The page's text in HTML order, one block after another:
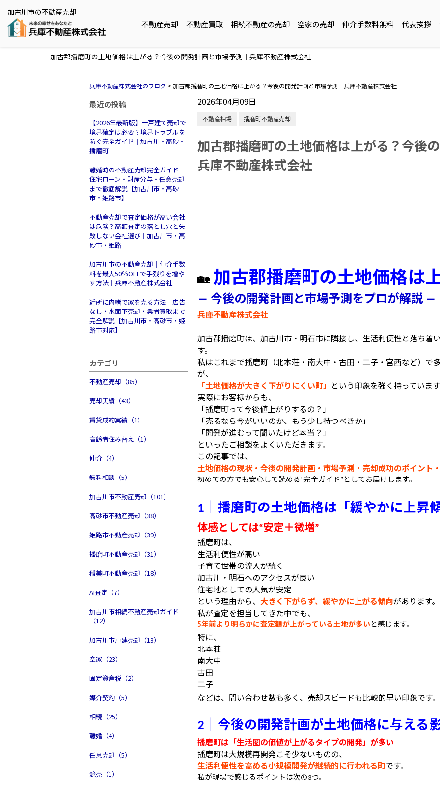
加古川市の不動産売却
不動産売却 不動産買取 相続不動産の売却 空家の売却 仲介手数料無料 代表挨拶
加古郡播磨町の土地価格は上がる？今後の開発計画と市場予測｜兵庫不動産株式会社
兵庫不動産株式会社のブログ > 加古郡播磨町の土地価格は上がる？今後の開発計画と市場予測｜兵庫不動産株式会社
最近の投稿
【2026年最新版】一戸建て売却で
境界確定は必要？境界トラブルを
防ぐ完全ガイド｜加古川・高砂・
播磨町
離婚時の不動産売却完全ガイド｜
住宅ローン・財産分与・任意売却
まで徹底解説【加古川市・高砂
市・姫路市】
不動産売却で査定価格が高い会社
は危険？高額査定の落とし穴と失
敗しない会社選び｜加古川市・高
砂市・姫路
加古川市の不動産売却｜仲介手数
料を最大50％OFFで手残りを増や
す方法｜兵庫不動産株式会社
近所に内緒で家を売る方法｜広告
なし・水面下売却・業者買取まで
完全解説【加古川市・高砂市・姫
路市対応】
カテゴリ
不動産売却（85）
売却実績（43）
賃貸成約実績（1）
高齢者住み替え（1）
仲介（4）
無料相談（5）
加古川市不動産売却（101）
高砂市不動産売却（38）
姫路市不動産売却（39）
播磨町不動産売却（31）
稲美町不動産売却（18）
AI査定（7）
加古川市相続不動産売却ガイド
（12）
加古川市戸建売却（13）
空家（23）
固定資産税（2）
媒介契約（5）
相続（25）
離婚（4）
任意売却（5）
競売（1）
2026年04月09日
不動産相場 播磨町不動産売却
加古郡播磨町の土地価格は上がる？今後
兵庫不動産株式会社
🏡 加古郡播磨町の土地価格は
― 今後の開発計画と市場予測をプロが解説 ―
兵庫不動産株式会社
加古郡播磨町は、加古川市・明石市に隣接し、生活利便性と落ち着
す。
私はこれまで播磨町（北本荘・南大中・古田・二子・宮西など）で
が、
「土地価格が大きく下がりにくい町」 という印象を強く持っていま
実際にお客様からも、
「播磨町って今後値上がりするの？」
「売るなら今がいいのか、もう少し待つべきか」
「開発が進むって聞いたけど本当？」
といったご相談をよくいただきます。
この記事では、
土地価格の現状・今後の開発計画・市場予測・売却成功のポイント
初めての方でも安心して読める “完全ガイド ” としてお届けします。
1 ｜播磨町の土地価格は「緩やかに上昇
体感としては“安定＋微増”
播磨町は、
生活利便性が高い
子育て世帯の流入が続く
加古川・明石へのアクセスが良い
住宅地としての人気が安定
という理由から、 大きく下がらず、緩やかに上がる傾向があります。
私が査定を担当してきた中でも、
5年前より明らかに査定額が上がっている土地が多いと感じます。
特に、
北本荘
南大中
古田
二子
などは、問い合わせ数も多く、売却スピードも比較的早い印象です。
2 ｜今後の開発計画が土地価格に与える
播磨町は「生活圏の価値が上がるタイプの開発」が多い
播磨町は大規模再開発こそ少ないものの、
生活利便性を高める小規模開発が継続的に行われる町です。
私が現場で感じるポイントは次の 3つ。